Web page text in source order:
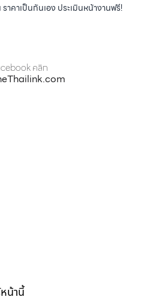
คาเป็นกันเอง ประเมินหน้างานฟรี!
คลิก
น้านี้